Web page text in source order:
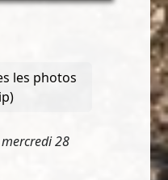
les photos
28